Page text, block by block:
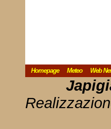
Homepage Meteo Web